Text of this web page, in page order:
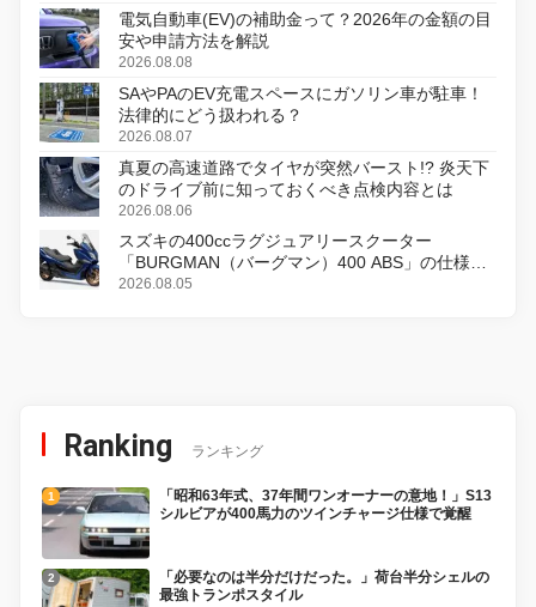
電気自動車(EV)の補助金って？2026年の金額の目
安や申請方法を解説
2026.08.08
SAやPAのEV充電スペースにガソリン車が駐車！
法律的にどう扱われる？
2026.08.07
真夏の高速道路でタイヤが突然バースト!? 炎天下
のドライブ前に知っておくべき点検内容とは
2026.08.06
スズキの400ccラグジュアリースクーター
「BURGMAN（バーグマン）400 ABS」の仕様を
変更し、8月18日に発売
2026.08.05
Ranking ランキング
「昭和63年式、37年間ワンオーナーの意地！」S13
シルビアが400馬力のツインチャージ仕様で覚醒
「必要なのは半分だけだった。」荷台半分シェルの
最強トランポスタイル